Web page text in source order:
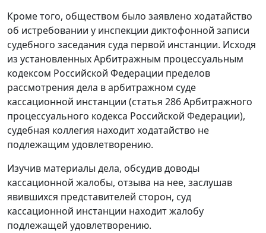
Кроме того, обществом было заявлено ходатайство
об истребовании у инспекции диктофонной записи
судебного заседания суда первой инстанции. Исходя
из установленныхАрбитражным процессуальным
кодексом Российской Федерации пределов
рассмотрения дела в арбитражном суде
кассационной инстанции (статья 286Арбитражного
процессуального кодекса Российской Федерации),
судебная коллегия находит ходатайство не
подлежащим удовлетворению.
Изучив материалы дела, обсудив доводы
кассационной жалобы, отзыва на нее, заслушав
явившихся представителей сторон, суд
кассационной инстанции находит жалобу
подлежащей удовлетворению.